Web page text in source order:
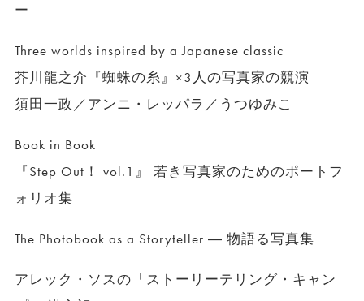
ー
Three worlds inspired by a Japanese classic
芥川龍之介『蜘蛛の糸』×3人の写真家の競演
須田一政／アンニ・レッパラ／うつゆみこ
Book in Book
『Step Out！ vol.1』 若き写真家のためのポートフ
ォリオ集
The Photobook as a Storyteller ― 物語る写真集
アレック・ソスの「ストーリーテリング・キャン